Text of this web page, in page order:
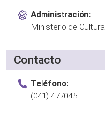
Administración:
Ministerio de Cultura
Contacto
Teléfono:
(041) 477045